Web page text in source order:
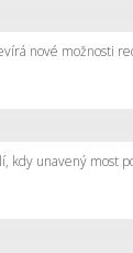
nové možnosti
kdy unavený most